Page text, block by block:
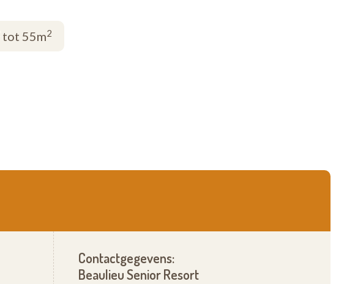
tot 55m2
Contactgegevens:
Beaulieu Senior Resort